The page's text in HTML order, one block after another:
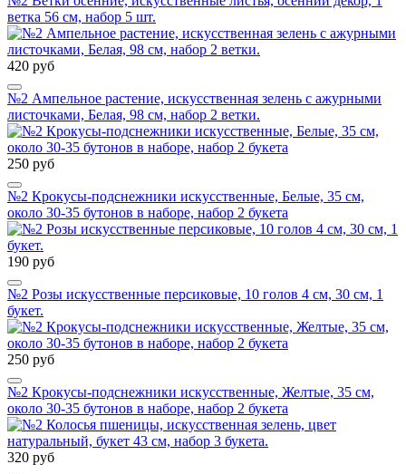
ветка 56 см, набор 5 шт.
420 руб
№2 Ампельное растение, искусственная зелень с ажурными
листочками, Белая, 98 см, набор 2 ветки.
250 руб
№2 Крокусы-подснежники искусственные, Белые, 35 см,
около 30-35 бутонов в наборе, набор 2 букета
190 руб
№2 Розы искусственные персиковые, 10 голов 4 см, 30 см, 1
букет.
250 руб
№2 Крокусы-подснежники искусственные, Желтые, 35 см,
около 30-35 бутонов в наборе, набор 2 букета
320 руб